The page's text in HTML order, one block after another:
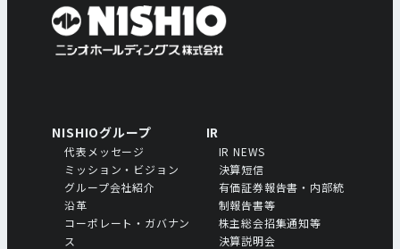
NISHIOグループ
代表メッセージ
ミッション・ビジョン
グループ会社紹介
沿革
コーポレート・ガバナン
ス
IR
IR NEWS
決算短信
有価証券報告書・内部統
制報告書等
株主総会招集通知等
決算説明会